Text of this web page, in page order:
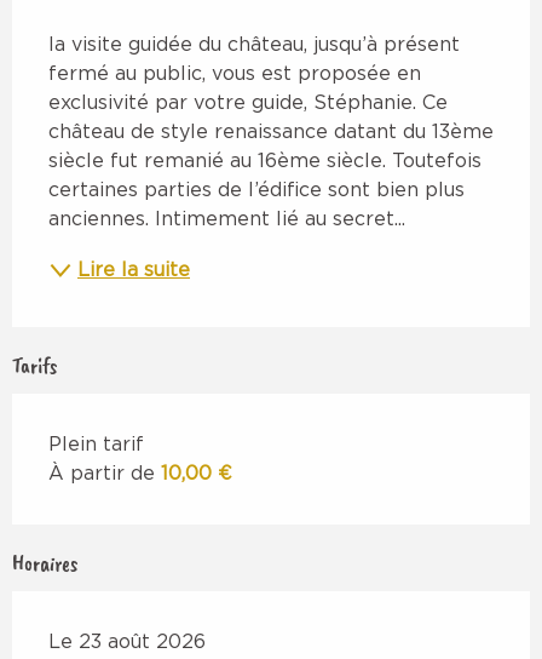
la visite guidée du château, jusqu’à présent
fermé au public, vous est proposée en
exclusivité par votre guide, Stéphanie. Ce
château de style renaissance datant du 13ème
siècle fut remanié au 16ème siècle. Toutefois
certaines parties de l’édifice sont bien plus
anciennes. Intimement lié au secret...
Lire la suite
Tarifs
Plein tarif
À partir de 10,00 €
Horaires
Le 23 août 2026